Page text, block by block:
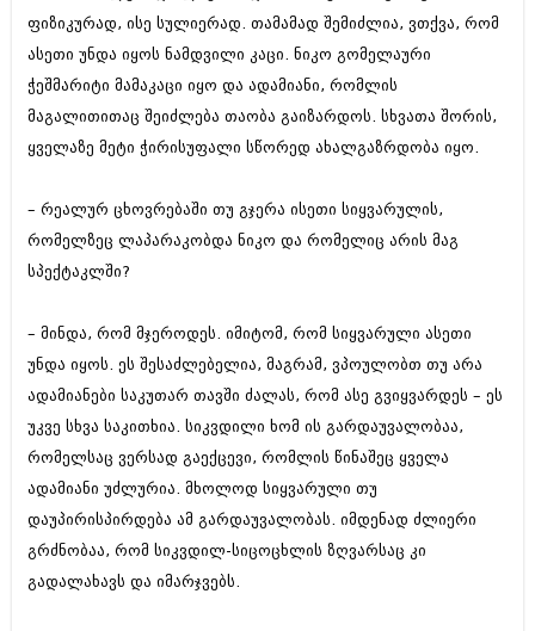
აგვისტო 2018 (162)
ივლისი 2018 (223)
ივნისი 2018 (244)
აპრილი 2018 (194)
მარტი 2018 (256)
იანვარი 2018 (215)
დეკემბერი 2017 (243)
ნოემბერი 2017 (212)
ოქტომბერი 2017 (231)
ივლისი 2017 (233)
ივნისი 2017 (265)
მაისი 2017 (216)
მარტი 2017 (212)
თებერვალი 2017 (205)
იანვარი 2017 (246)
დეკემბერი 2016 (207)
ნოემბერი 2016 (207)
ოქტომბერი 2016 (257)
სექტემბერი 2016 (224)
ივლისი 2020 (204)
ივნისი 2020 (249)
არქივის ზომის ნახვა
ფიზიკურად, ისე სულიერად. თამამად შემიძლია, ვთქვა, რომ
ასეთი უნდა იყოს ნამდვილი კაცი. ნიკო გომელაური
ჭეშმარიტი მამაკაცი იყო და ადამიანი, რომლის
მაგალითითაც შეიძლება თაობა გაიზარდოს. სხვათა შორის,
ყველაზე მეტი ჭირისუფალი სწორედ ახალგაზრდობა იყო.
– რეალურ ცხოვრებაში თუ გჯერა ისეთი სიყვარულის,
რომელზეც ლაპარაკობდა ნიკო და რომელიც არის მაგ
სპექტაკლში?
– მინდა, რომ მჯეროდეს. იმიტომ, რომ სიყვარული ასეთი
უნდა იყოს. ეს შესაძლებელია, მაგრამ, ვპოულობთ თუ არა
ადამიანები საკუთარ თავში ძალას, რომ ასე გვიყვარდეს – ეს
უკვე სხვა საკითხია. სიკვდილი ხომ ის გარდაუვალობაა,
რომელსაც ვერსად გაექცევი, რომლის წინაშეც ყველა
ადამიანი უძლურია. მხოლოდ სიყვარული თუ
დაუპირისპირდება ამ გარდაუვალობას. იმდენად ძლიერი
გრძნობაა, რომ სიკვდილ-სიცოცხლის ზღვარსაც კი
გადალახავს და იმარჯვებს.